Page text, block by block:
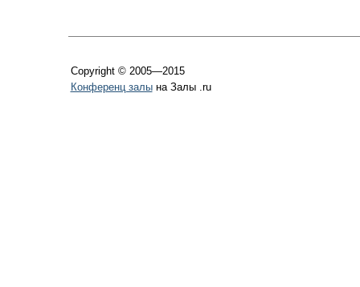
Copyright © 2005—2015
Конференц залына Залы .ru